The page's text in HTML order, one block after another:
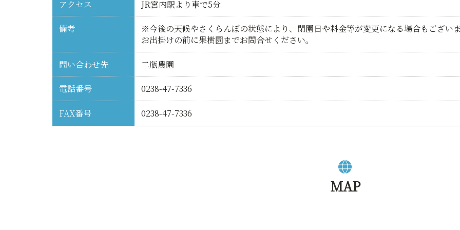
アクセス JR宮内駅より車で5分
備考
※今後の天候やさくらんぼの状態により、閉園日や料金等が変更になる場合もござい
お出掛けの前に果樹園までお問合せください。
問い合わせ先 二瓶農園
電話番号 0238-47-7336
FAX番号 0238-47-7336
MAP